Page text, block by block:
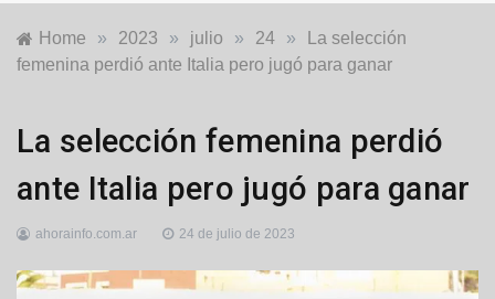
Home » 2023 » julio » 24 »
La selección
femenina perdió ante Italia pero jugó para ganar
Deportes
La selección femenina perdió
ante Italia pero jugó para ganar
ahorainfo.com.ar 24 de julio de 2023